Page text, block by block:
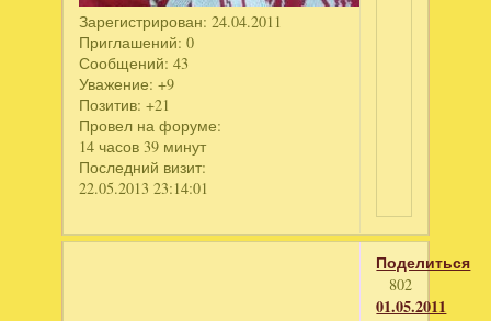
Зарегистрирован: 24.04.2011
Приглашений: 0
Сообщений: 43
Уважение: +9
Позитив: +21
Провел на форуме:
14 часов 39 минут
Последний визит:
22.05.2013 23:14:01
Поделиться
802
01.05.2011